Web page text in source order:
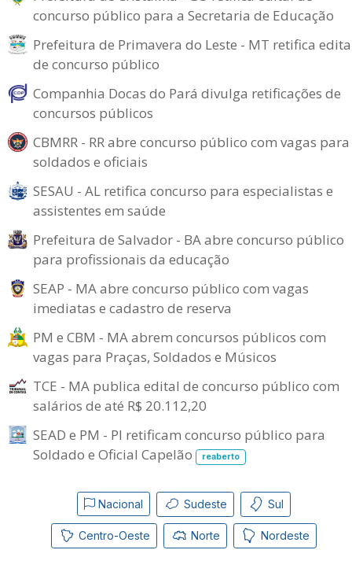
concurso público para a Secretaria de Educação
Prefeitura de Primavera do Leste - MT retifica
de concurso público
Companhia Docas do Pará divulga retificações de
concursos públicos
CBMRR - RR abre concurso público com vagas para
soldados e oficiais
SESAU - AL retifica concurso para especialistas e
assistentes em saúde
Prefeitura de Salvador - BA abre concurso público
para profissionais da educação
SEAP - MA abre concurso público com vagas
imediatas e cadastro de reserva
PM e CBM - MA abrem concursos públicos com
vagas para Praças, Soldados e Músicos
TCE - MA publica edital de concurso público com
salários de até R$ 20.112,20
SEAD e PM - PI retificam concurso público para
Soldado e Oficial Capelão
reaberto
Nacional Sudeste Sul
Centro-Oeste Norte Nordeste